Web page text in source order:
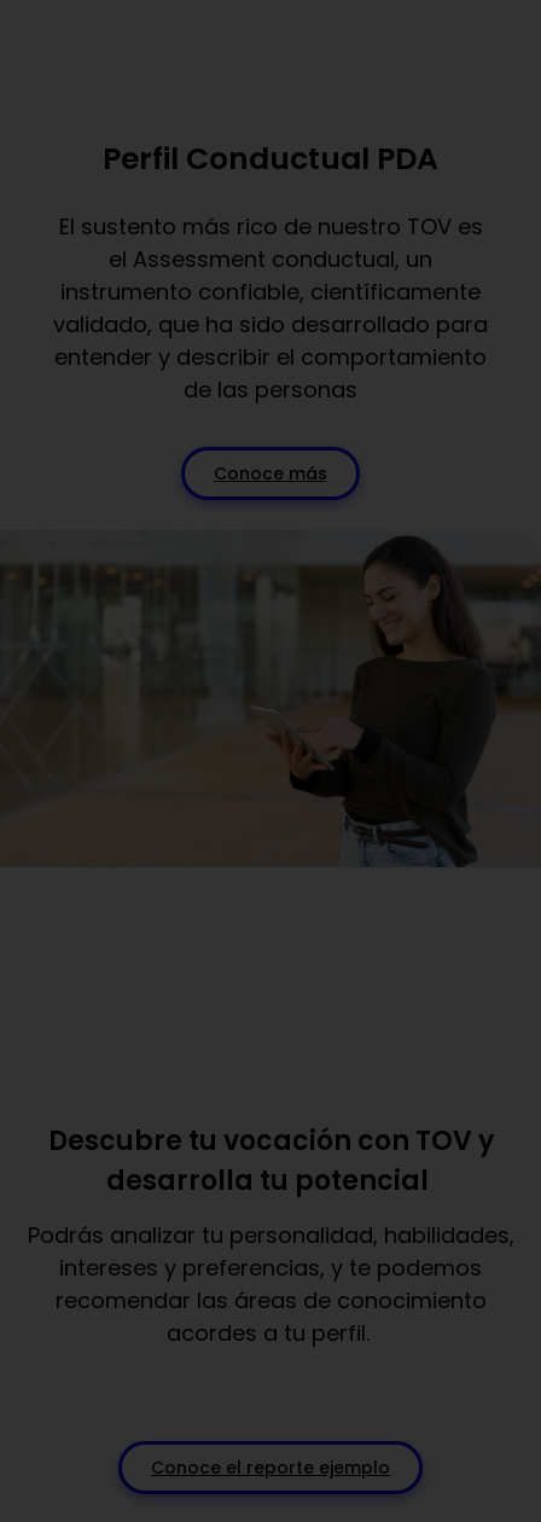
Perfil Conductual PDA
El sustento más rico de nuestro TOV es
el Assessment conductual, un
instrumento confiable, científicamente
validado, que ha sido desarrollado para
entender y describir el comportamiento
de las personas
Conoce más
Descubre tu vocación con TOV y
desarrolla tu potencial
Podrás analizar tu personalidad, habilidades,
intereses y preferencias, y te podemos
recomendar las áreas de conocimiento
acordes a tu perfil.
Conoce el reporte ejemplo